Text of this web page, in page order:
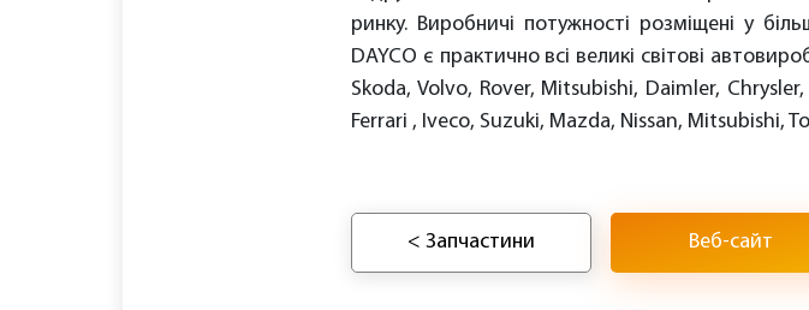
ринку. Виробничі потужності розміщені у
DAYCO є практично всі великі світові
Skoda, Volvo, Rover, Mitsubishi, Daimler,
Ferrari , Iveco, Suzuki, Mazda, Nissan, Mitsubishi,
< Запчастини Веб-сайт